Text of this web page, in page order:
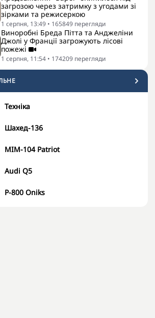
загрозою через затримку з угодами зі
зірками та режисеркою
1 серпня, 13:49 • 165849 перегляди
Виноробні Бреда Пітта та Анджеліни
Джолі у Франції загрожують лісові
пожежі
1 серпня, 11:54 • 174209 перегляди
Техніка
Шахед-136
MIM-104 Patriot
Audi Q5
P-800 Oniks